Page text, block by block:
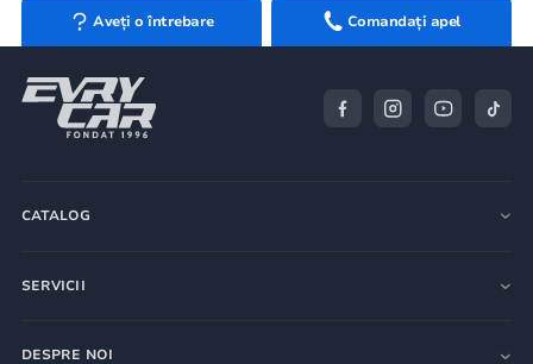
Aveți o întrebare Comandați apel
CATALOG
SERVICII
DESPRE NOI